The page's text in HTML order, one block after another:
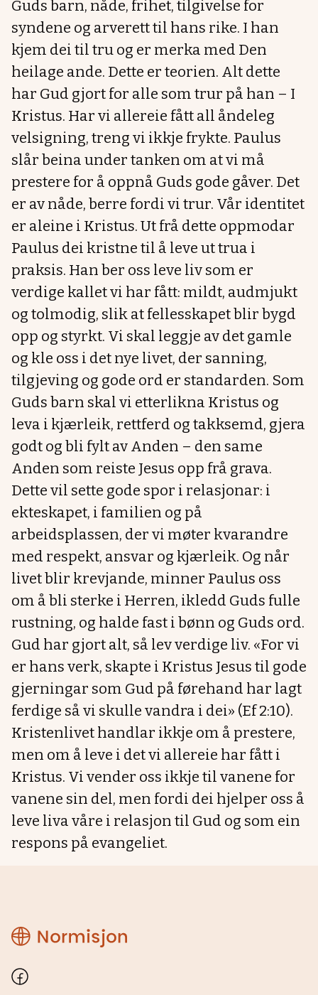
Guds barn, nåde, frihet, tilgivelse for
syndene og arverett til hans rike. I han
kjem dei til tru og er merka med Den
heilage ande. Dette er teorien. Alt dette
har Gud gjort for alle som trur på han – I
Kristus. Har vi allereie fått all åndeleg
velsigning, treng vi ikkje frykte. Paulus
slår beina under tanken om at vi må
prestere for å oppnå Guds gode gåver. Det
er av nåde, berre fordi vi trur. Vår identitet
er aleine i Kristus. Ut frå dette oppmodar
Paulus dei kristne til å leve ut trua i
praksis. Han ber oss leve liv som er
verdige kallet vi har fått: mildt, audmjukt
og tolmodig, slik at fellesskapet blir bygd
opp og styrkt. Vi skal leggje av det gamle
og kle oss i det nye livet, der sanning,
tilgjeving og gode ord er standarden. Som
Guds barn skal vi etterlikna Kristus og
leva i kjærleik, rettferd og takksemd, gjera
godt og bli fylt av Anden – den same
Anden som reiste Jesus opp frå grava.
Dette vil sette gode spor i relasjonar: i
ekteskapet, i familien og på
arbeidsplassen, der vi møter kvarandre
med respekt, ansvar og kjærleik. Og når
livet blir krevjande, minner Paulus oss
om å bli sterke i Herren, ikledd Guds fulle
rustning, og halde fast i bønn og Guds ord.
Gud har gjort alt, så lev verdige liv. «For vi
er hans verk, skapte i Kristus Jesus til gode
gjerningar som Gud på førehand har lagt
ferdige så vi skulle vandra i dei» (Ef 2:10).
Kristenlivet handlar ikkje om å prestere,
men om å leve i det vi allereie har fått i
Kristus. Vi vender oss ikkje til vanene for
vanene sin del, men fordi dei hjelper oss å
leve liva våre i relasjon til Gud og som ein
respons på evangeliet.
Normisjon
Hordaland
Facebook